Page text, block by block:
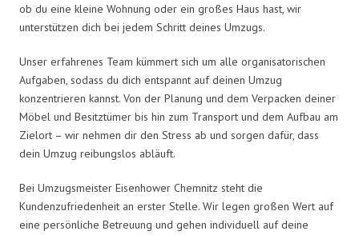
ob du eine kleine Wohnung oder ein großes Haus hast, wir
unterstützen dich bei jedem Schritt deines Umzugs.
Unser erfahrenes Team kümmert sich um alle organisatorischen
Aufgaben, sodass du dich entspannt auf deinen Umzug
konzentrieren kannst. Von der Planung und dem Verpacken deiner
Möbel und Besitztümer bis hin zum Transport und dem Aufbau am
Zielort – wir nehmen dir den Stress ab und sorgen dafür, dass
dein Umzug reibungslos abläuft.
Bei Umzugsmeister Eisenhower Chemnitz steht die
Kundenzufriedenheit an erster Stelle. Wir legen großen Wert auf
eine persönliche Betreuung und gehen individuell auf deine